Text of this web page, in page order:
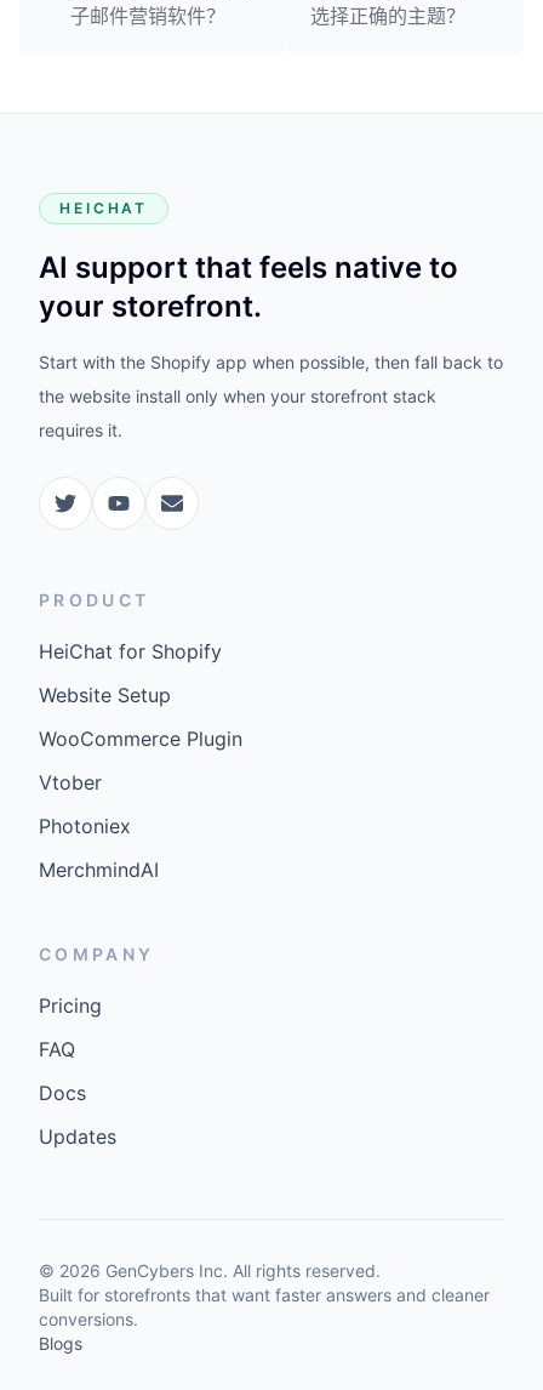
子邮件营销软件？
选择正确的主题？
HEICHAT
AI support that feels native to
your storefront.
Start with the Shopify app when possible, then fall back to
the website install only when your storefront stack
requires it.
PRODUCT
HeiChat for Shopify
Website Setup
WooCommerce Plugin
Vtober
Photoniex
MerchmindAI
COMPANY
Pricing
FAQ
Docs
Updates
© 2026 GenCybers Inc. All rights reserved.
Built for storefronts that want faster answers and cleaner
conversions.
Blogs